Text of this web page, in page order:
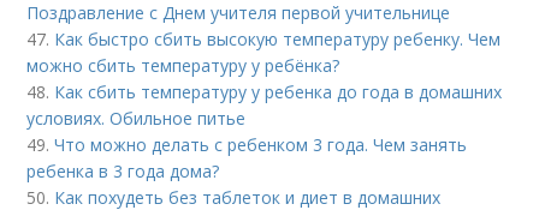
Поздравление с Днем учителя первой учительнице
47. Как быстро сбить высокую температуру ребенку. Чем
можно сбить температуру у ребёнка?
48. Как сбить температуру у ребенка до года в домашних
условиях. Обильное питье
49.Что можно делать с ребенком 3 года. Чем занять
ребенка в 3 года дома?
50. Как похудеть без таблеток и диет в домашних